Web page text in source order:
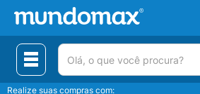
(pesquisar)
Realize suas compras com: